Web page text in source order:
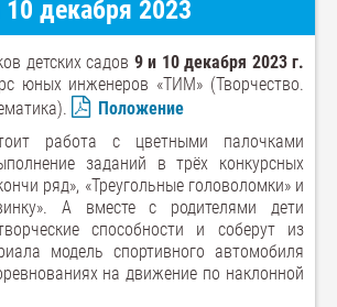
декабря 2023
детских садов 9 и 10 декабря 2023 г.
юных инженеров «ТИМ» (Творчество.
Положение
работа с цветными палочками
заданий в трёх конкурсных
ряд», «Треугольные головоломки» и
А вместе с родителями дети
способности и соберут из
модель спортивного автомобиля
на движение по наклонной